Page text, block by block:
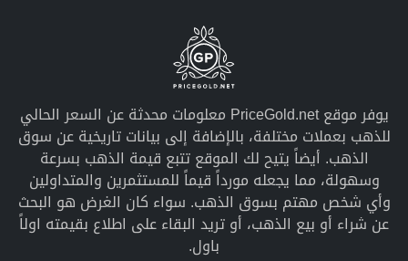
يوفر موقع PriceGold.net معلومات محدثة عن السعر الحالي
للذهب بعملات مختلفة، بالإضافة إلى بيانات تاريخية عن سوق
الذهب. أيضاً يتيح لك الموقع تتبع قيمة الذهب بسرعة
وسهولة، مما يجعله مورداً قيماً للمستثمرين والمتداولين
وأي شخص مهتم بسوق الذهب. سواء كان الغرض هو البحث
عن شراء أو بيع الذهب، أو تريد البقاء على اطلاع بقيمته اولاً
باول.